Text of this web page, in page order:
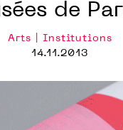
de
Arts | Institutions
14.11.2013